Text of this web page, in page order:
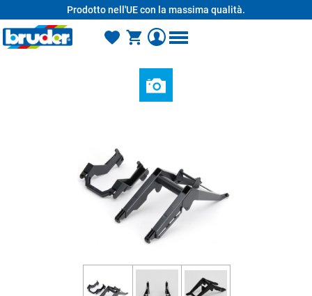
Prodotto nell'UE con la massima qualità.